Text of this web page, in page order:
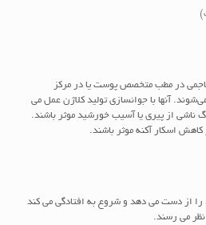
در مطب متخصص پوست یا در مرکز
آنها با جوانسازی تولید کلاژن عمل می
ناشی از پیری یا آسیب خورشید موثر باشند.
اسکار آکنه موثر باشند.
از دست می دهد و شروع به افتادگی می کند
می رسند.